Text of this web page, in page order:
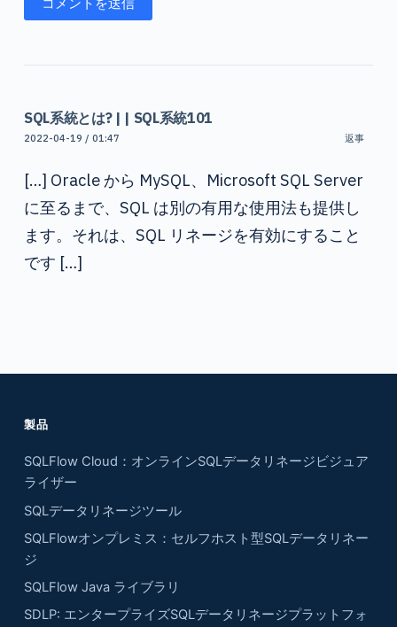
SQL系統とは? | | SQL系統101
2022-04-19 / 01:47 返事
[…] Oracle から MySQL、Microsoft SQL Server
に至るまで、SQL は別の有用な使用法も提供し
ます。それは、SQL リネージを有効にすること
です […]
製品
SQLFlow Cloud：オンラインSQLデータリネージビジュア
ライザー
SQLデータリネージツール
SQLFlowオンプレミス：セルフホスト型SQLデータリネー
ジ
SQLFlow Java ライブラリ
SDLP: エンタープライズSQLデータリネージプラットフォ